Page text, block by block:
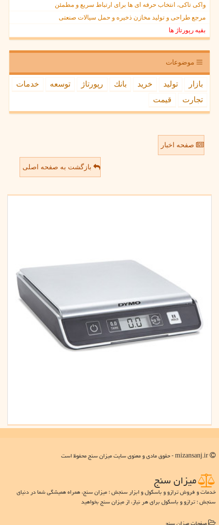
واکی تاکی، انتخاب حرفه ای ها برای ارتباط سریع و مطمئن
مرجع طراحی و تولید مخازن ذخیره و حمل سیالات صنعتی
بقیه رپورتاژ ها
موضوعات
بازار تولید خرید بانك رپورتاژ توسعه
خدمات
تجارت
قیمت
صفحه اخبار
بازگشت به صفحه اصلی
میزان سنج
خدمات و فروش ترازو و باسکول و ابزار سنجش ؛ میزان سنج، همراه همیشگی شما در دنیای
سنجش ؛ ترازو و باسکول برای هر نیاز، از میزان سنج بخواهید